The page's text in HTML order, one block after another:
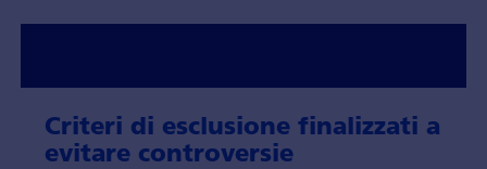
Criteri di esclusione finalizzati a
evitare controversie